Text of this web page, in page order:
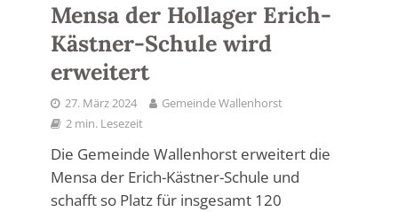
Mensa der Hollager Erich-
Kästner-Schule wird
erweitert
27. März 2024
Gemeinde Wallenhorst
2 min. Lesezeit
Die Gemeinde Wallenhorst erweitert die
Mensa der Erich-Kästner-Schule und
schafft so Platz für insgesamt 120